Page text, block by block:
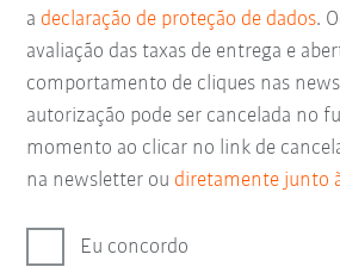
a declaração de proteção de dados.
avaliação das taxas de entrega e
comportamento de cliques nas
autorização pode ser cancelada no
momento ao clicar no link de
na newsletter ou diretamente junto
Eu concordo